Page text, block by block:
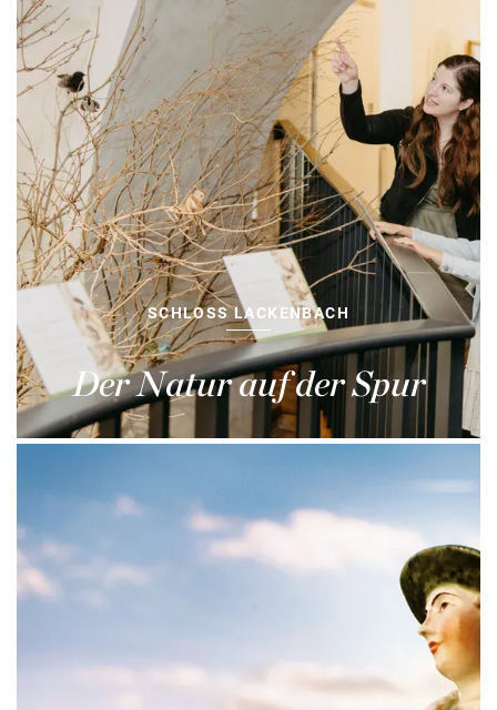
SCHLOSS LACKENBACH
Der Natur auf der Spur